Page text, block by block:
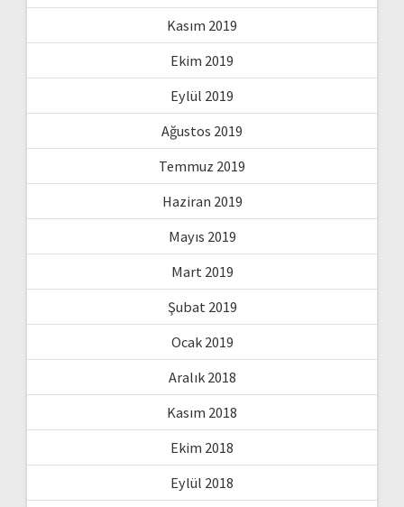
Kasım 2019
Ekim 2019
Eylül 2019
Ağustos 2019
Temmuz 2019
Haziran 2019
Mayıs 2019
Mart 2019
Şubat 2019
Ocak 2019
Aralık 2018
Kasım 2018
Ekim 2018
Eylül 2018